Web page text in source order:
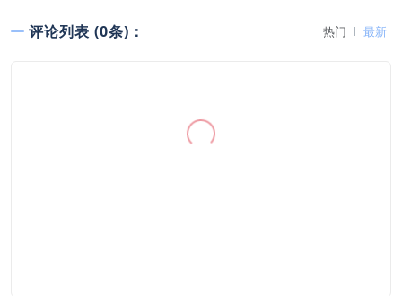
评论列表 (0条)： 热门 最新